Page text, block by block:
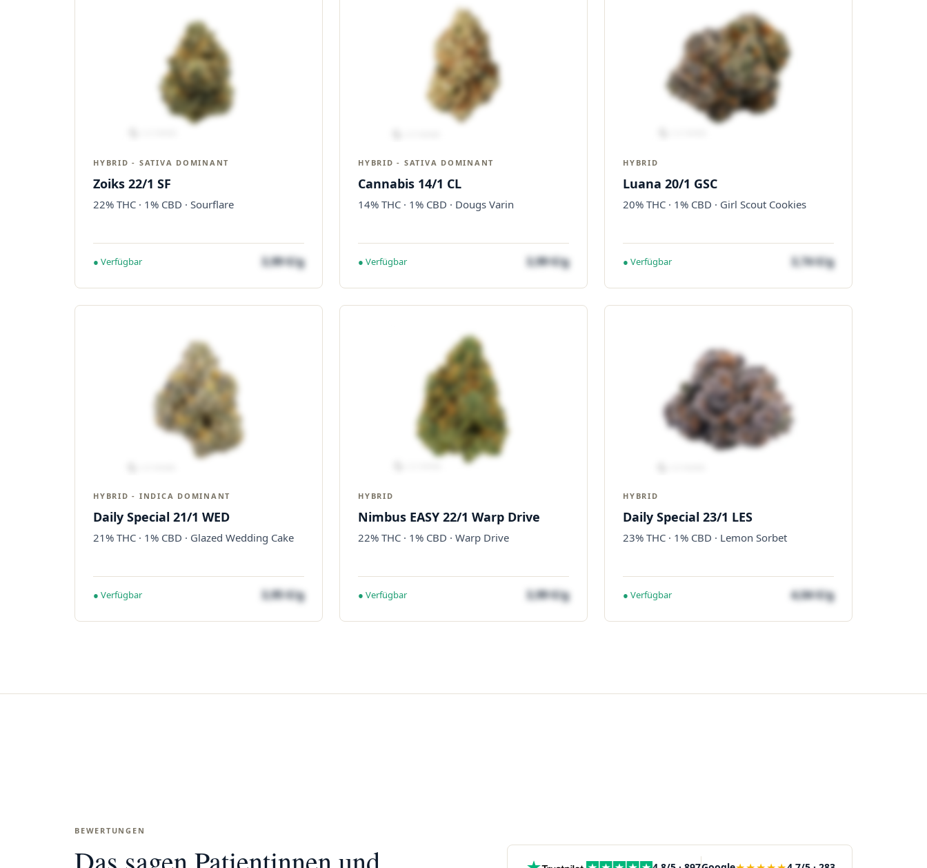
HYBRID - SATIVA DOMINANT
Zoiks 22/1 SF
22% THC · 1% CBD · Sourflare
● Verfügbar 3,99 €/g
HYBRID - SATIVA DOMINANT
Cannabis 14/1 CL
14% THC · 1% CBD · Dougs Varin
● Verfügbar 3,99 €/g
HYBRID
Luana 20/1 GSC
20% THC · 1% CBD · Girl Scout Cookies
● Verfügbar 3,74 €/g
HYBRID - INDICA DOMINANT
Daily Special 21/1 WED
21% THC · 1% CBD · Glazed Wedding Cake
● Verfügbar 3,95 €/g
HYBRID
Nimbus EASY 22/1 Warp Drive
22% THC · 1% CBD · Warp Drive
● Verfügbar 3,99 €/g
HYBRID
Daily Special 23/1 LES
23% THC · 1% CBD · Lemon Sorbet
● Verfügbar 4,04 €/g
BEWERTUNGEN